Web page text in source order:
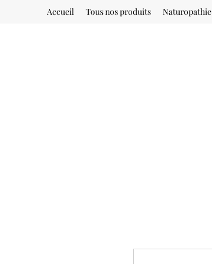
Accueil Tous nos produits Naturopathie